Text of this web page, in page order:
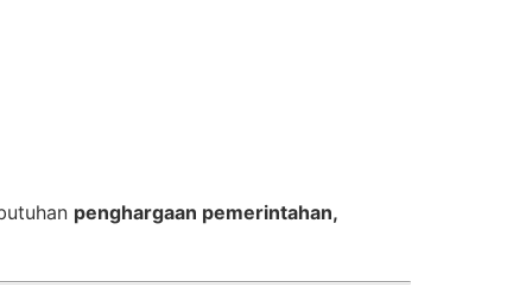
penghargaan pemerintahan,